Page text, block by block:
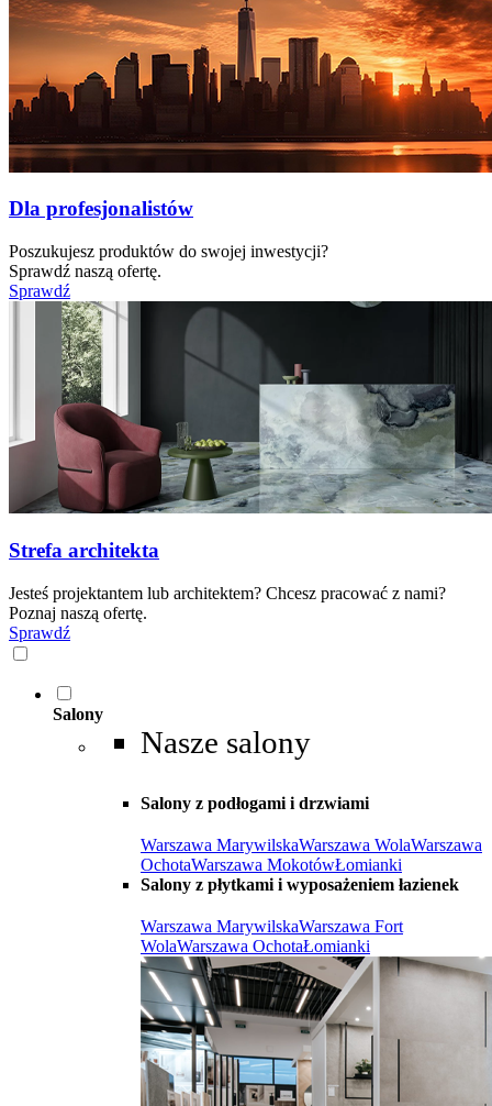
Dla profesjonalistów
Poszukujesz produktów do swojej inwestycji?
Sprawdź naszą ofertę.
Sprawdź
Strefa architekta
Jesteś projektantem lub architektem? Chcesz pracować z nami?
Poznaj naszą ofertę.
Sprawdź
Salony
Nasze salony
Salony z podłogami i drzwiami
Warszawa MarywilskaWarszawa WolaWarszawa
OchotaWarszawa MokotówŁomianki
Salony z płytkami i wyposażeniem łazienek
Warszawa MarywilskaWarszawa Fort
WolaWarszawa OchotaŁomianki